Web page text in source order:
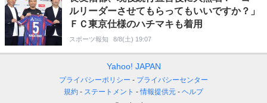
ルリーダーさせてもらってもいいですか？」
ＦＣ東京仕様のハチマキも着用
スポーツ報知 8/8(土) 19:07
Yahoo! JAPAN
プライバシーポリシー
プライバシーセンター
規約
ステートメント 情報提供元
ヘルプ